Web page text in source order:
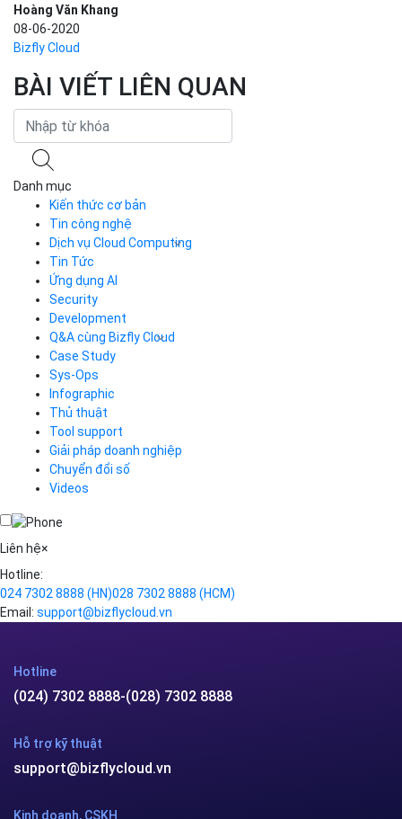
Hoàng Văn Khang
08-06-2020
Bizfly Cloud
BÀI VIẾT LIÊN QUAN
Danh mục
Kiến thức cơ bản
Tin công nghệ
Dịch vụ Cloud Computing
Cloud Server
CDN
Load Balancer
Auto Scaling
Container Registry
Kubernetes
Cloud Database
Call Center
Business Email
Simple Storage
VOD
VPN
Traffic Manager
Cloud VPS
Videos
Tin Tức
Ứng dụng AI
Security
Development
Q&A cùng Bizfly Cloud
Q&A về Bizfly Cloud Server
Thao tác kết nối tới server
Videos
Q&A về Bizfly Business Email
Videos
Case Study
Sys-Ops
Infographic
Thủ thuật
Tool support
Giải pháp doanh nghiệp
Chuyển đổi số
Videos
Liên hệ×
Hotline:
024 7302 8888 (HN)028 7302 8888 (HCM)
Email: support@bizflycloud.vn
Hotline
(024) 7302 8888-(028) 7302 8888
Hỗ trợ kỹ thuật
support@bizflycloud.vn
Kinh doanh, CSKH